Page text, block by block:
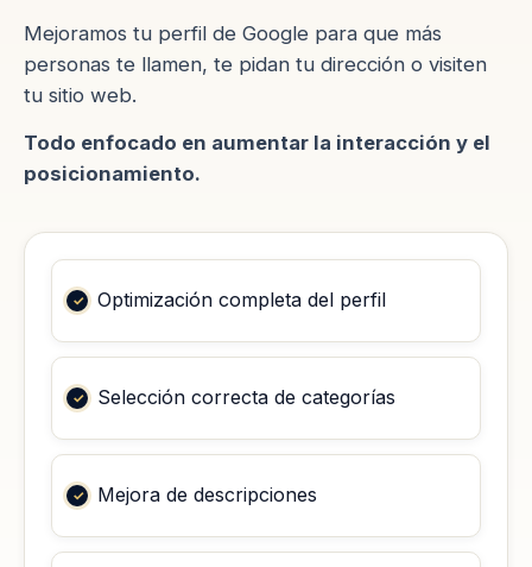
Mejoramos tu perfil de Google para que más
personas te llamen, te pidan tu dirección o visiten
tu sitio web.
Todo enfocado en aumentar la interacción y el
posicionamiento.
Optimización completa del perfil
Selección correcta de categorías
Mejora de descripciones